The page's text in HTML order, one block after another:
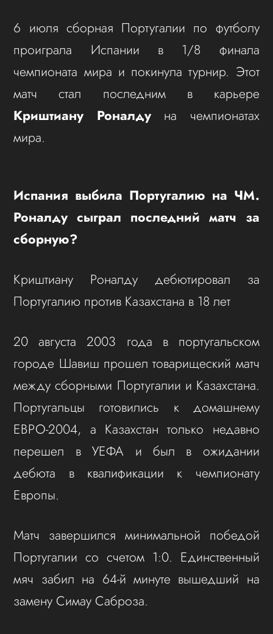
6 июля сборная Португалии по футболу
проиграла Испании в 1/8 финала
чемпионата мира и покинула турнир. Этот
матч стал последним в карьере
Криштиану Роналду на чемпионатах
мира.
Испания выбила Португалию на ЧМ.
Роналду сыграл последний матч за
сборную?
Криштиану Роналду дебютировал за
Португалию против Казахстана в 18 лет
20 августа 2003 года в португальском
городе Шавиш прошел товарищеский матч
между сборными Португалии и Казахстана.
Португальцы готовились к домашнему
ЕВРО-2004, а Казахстан только недавно
перешел в УЕФА и был в ожидании
дебюта в квалификации к чемпионату
Европы.
Матч завершился минимальной победой
Португалии со счетом 1:0. Единственный
мяч забил на 64-й минуте вышедший на
замену Симау Саброза.